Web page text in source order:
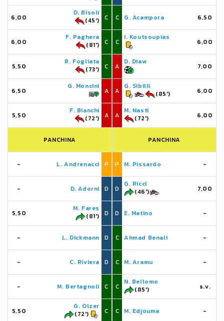
6,00
D. Bisoli
(45')
C
6,00
F. Paghera
(81')
C
5,50
R. Fogliata
(73')
C
6,50
G. Moncini
A
5,50
F. Bianchi
(72')
A
PANCHINA
- L. Andrenacci P
- D. Adorni D
5,50
M. Fares
(81')
D
- L. Dickmann D
- C. Riviera D
- M. Bertagnoli C
5,50
G. Olzer
(72')
C
C G. Acampora 6,50
C
I. Koutsoupias
6,00
A
D. Diaw
7,00
A
G. Sibilli
(85')
6,00
A
M. Nasti
(72')
6,00
PANCHINA
P M. Pissardo -
D
G. Ricci
(46')
7,00
D E. Matino -
C Ahmad Benali -
C M. Aramu -
C
N. Bellomo
(85')
s.v.
C M. Edjouma -